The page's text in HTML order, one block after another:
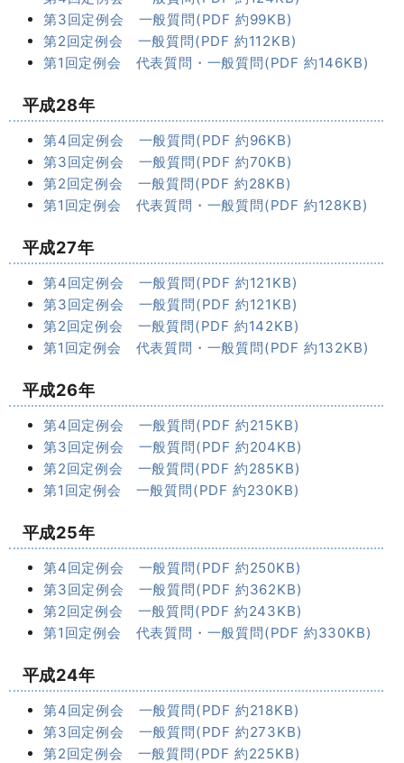
第3回定例会 一般質問(PDF 約99KB)
第2回定例会 一般質問(PDF 約112KB)
第1回定例会 代表質問・一般質問(PDF 約146KB)
平成28年
第4回定例会 一般質問(PDF 約96KB)
第3回定例会 一般質問(PDF 約70KB)
第2回定例会 一般質問(PDF 約28KB)
第1回定例会 代表質問・一般質問(PDF 約128KB)
平成27年
第4回定例会 一般質問(PDF 約121KB)
第3回定例会 一般質問(PDF 約121KB)
第2回定例会 一般質問(PDF 約142KB)
第1回定例会 代表質問・一般質問(PDF 約132KB)
平成26年
第4回定例会 一般質問(PDF 約215KB)
第3回定例会 一般質問(PDF 約204KB)
第2回定例会 一般質問(PDF 約285KB)
第1回定例会 一般質問(PDF 約230KB)
平成25年
第4回定例会 一般質問(PDF 約250KB)
第3回定例会 一般質問(PDF 約362KB)
第2回定例会 一般質問(PDF 約243KB)
第1回定例会 代表質問・一般質問(PDF 約330KB)
平成24年
第4回定例会 一般質問(PDF 約218KB)
第3回定例会 一般質問(PDF 約273KB)
第2回定例会 一般質問(PDF 約225KB)